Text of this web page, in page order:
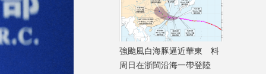
強颱風白海豚逼近華東 料
周日在浙閩沿海一帶登陸